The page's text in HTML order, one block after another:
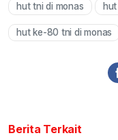
hut tni di monas
hut ke-80 tni di monas
Berita Terkait